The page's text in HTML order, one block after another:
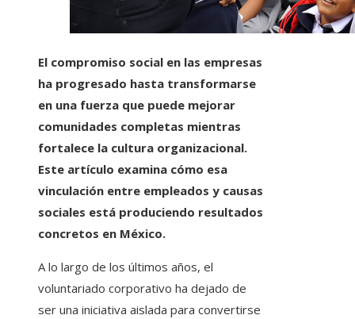
El compromiso social en las empresas
ha progresado hasta transformarse
en una fuerza que puede mejorar
comunidades completas mientras
fortalece la cultura organizacional.
Este artículo examina cómo esa
vinculación entre empleados y causas
sociales está produciendo resultados
concretos en México.
A lo largo de los últimos años, el
voluntariado corporativo ha dejado de
ser una iniciativa aislada para convertirse